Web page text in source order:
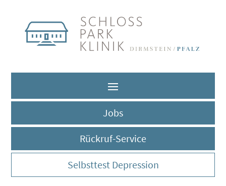
Jobs
Rückruf-Service
Selbsttest Depression